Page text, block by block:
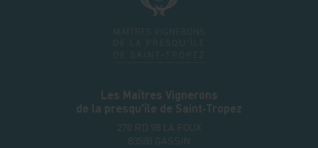
Les Maîtres Vignerons
de la presqu'île de Saint‑Tropez
270 RD 98 LA FOUX
83580 GASSIN